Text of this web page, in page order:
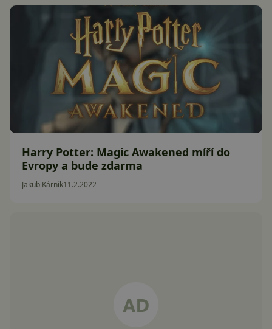
Harry Potter: Magic Awakened míří do
Evropy a bude zdarma
Jakub Kárník11.2.2022